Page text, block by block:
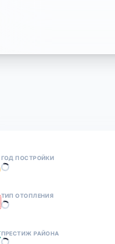
ГОД ПОСТРОЙКИ
ТИП ОТОПЛЕНИЯ
ПРЕСТИЖ РАЙОНА